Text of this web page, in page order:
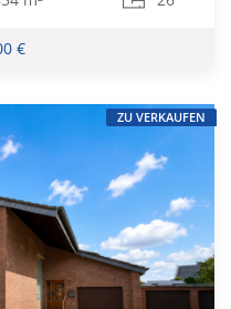
€
ZU VERKAUFEN